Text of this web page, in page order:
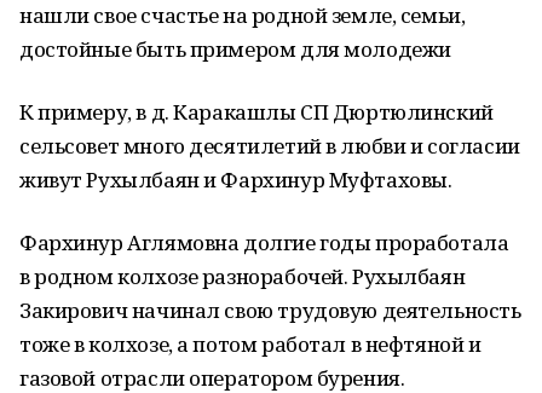
нашли свое счастье на родной земле, семьи,
достойные быть примером для молодежи
К примеру, в д. Каракашлы СП Дюртюлинский
сельсовет много десятилетий в любви и согласии
живут Рухылбаян и Фархинур Муфтаховы.
Фархинур Аглямовна долгие годы проработала
в родном колхозе разнорабочей. Рухылбаян
Закирович начинал свою трудовую деятельность
тоже в колхозе, а потом работал в нефтяной и
газовой отрасли оператором бурения.